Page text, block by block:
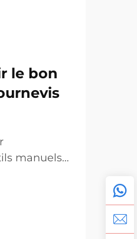
le bon
manuels